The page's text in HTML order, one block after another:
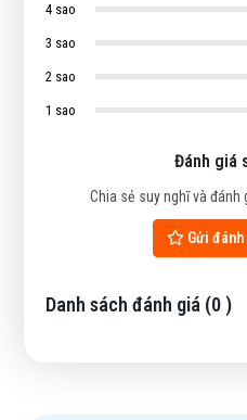
4 sao
3 sao
2 sao
1 sao
Đánh giá
Chia sẻ suy nghĩ và đánh
Gửi
Danh sách đánh giá (0)